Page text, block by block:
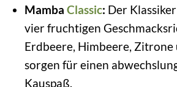
Mamba Classic: Der
vier fruchtigen
Erdbeere, Himbeere, Zitrone
sorgen für einen
Kauspaß.